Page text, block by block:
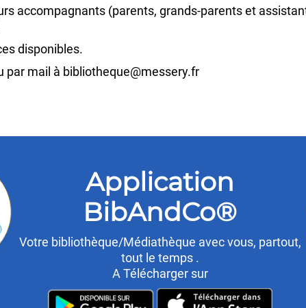
accompagnants (parents, grands-parents et
disponibles.
par mail à bibliotheque@messery.fr
Application
BibAndCo®
Votre bibliothèque/Médiathèque avec vous, partout,
tout le temps .
A Télécharger sur